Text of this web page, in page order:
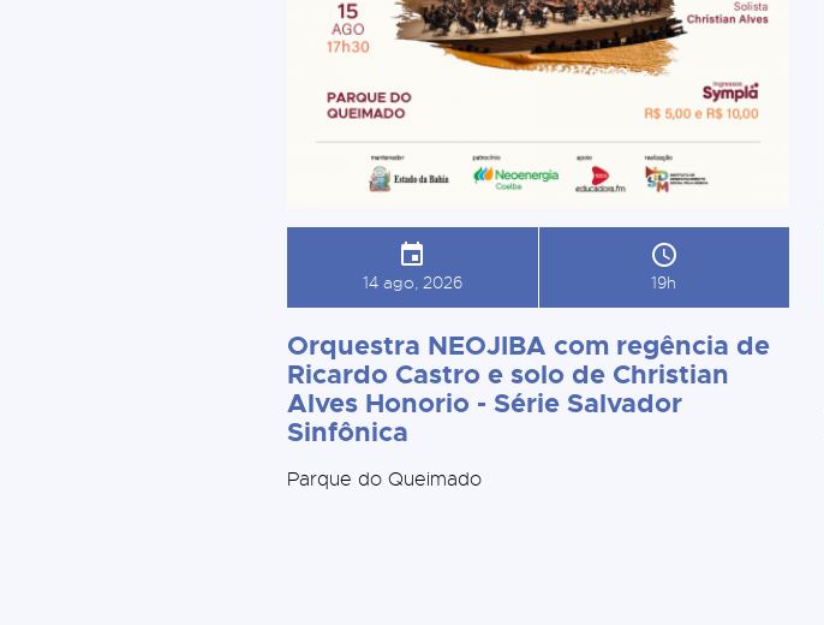
14 ago, 2026 19h
Orquestra NEOJIBA com regência de
Ricardo Castro e solo de Christian
Alves Honorio - Série Salvador
Sinfônica
Parque do Queimado